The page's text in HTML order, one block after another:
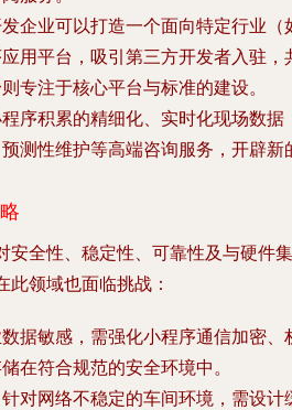
发企业可以打造一个面向特定行业（
用平台，吸引第三方开发者入驻，
专注于核心平台与标准的建设。
程序积累的精细化、实时化现场数据
测性维护等高端咨询服务，开辟新
安全性、稳定性、可靠性及与硬件集
领域也面临挑战：
数据敏感，需强化小程序通信加密、
在符合规范的安全环境中。
针对网络不稳定的车间环境，需设计